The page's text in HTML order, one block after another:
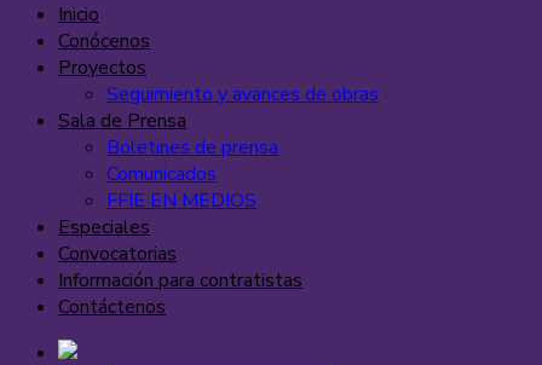
Inicio
Conócenos
Proyectos
Seguimiento y avances de obras
Sala de Prensa
Boletines de prensa
Comunicados
FFIE EN MEDIOS
Especiales
Convocatorias
Información para contratistas
Contáctenos